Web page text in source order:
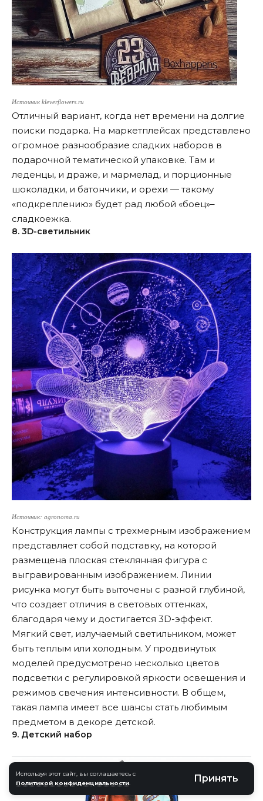
Используя этот сайт, вы соглашаетесь с
Политикой конфиденциальности
Принять
Источник kleverflowers.ru
Отличный вариант, когда нет времени на долгие
поиски подарка. На маркетплейсах представлено
огромное разнообразие сладких наборов в
подарочной тематической упаковке. Там и
леденцы, и драже, и мармелад, и порционные
шоколадки, и батончики, и орехи — такому
«подкреплению» будет рад любой «боец»–
сладкоежка.
8. 3D-cветильник
Источник: agronoma.ru
Конструкция лампы с трехмерным изображением
представляет собой подставку, на которой
размещена плоская стеклянная фигура с
выгравированным изображением. Линии
рисунка могут быть выточены с разной глубиной,
что создает отличия в световых оттенках,
благодаря чему и достигается 3D-эффект.
Мягкий свет, излучаемый светильником, может
быть теплым или холодным. У продвинутых
моделей предусмотрено несколько цветов
подсветки с регулировкой яркости освещения и
режимов свечения интенсивности. В общем,
такая лампа имеет все шансы стать любимым
предметом в декоре детской.
9. Детский набор